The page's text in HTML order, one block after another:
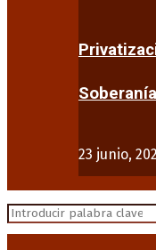
23 junio,
Search